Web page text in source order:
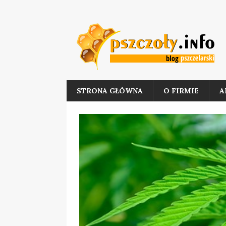
STRONA GŁÓWNA O FIRMIE